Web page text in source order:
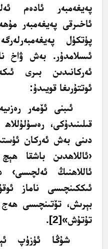
پەيغەمبەر ئادەم
ئاخىرقى پەيغەمبەر
پۈتكۈل
ئىسلامدۇر. بەش ۋاخ
ئەركانىدىن بىرى
ئوتتۇرىغا قويىدۇ:
ئىبنى ئۆمەر
قىلىنىدۇكى،
دىنى بەش ئەركان
‹ئاللاھدىن باشقا
ئاللاھنىڭ
ئىككىنچىسى ناماز
بېرىش، تۆتىنچىسى
تۇتۇش»[2]
.
شۇڭا ئۈزۈپ